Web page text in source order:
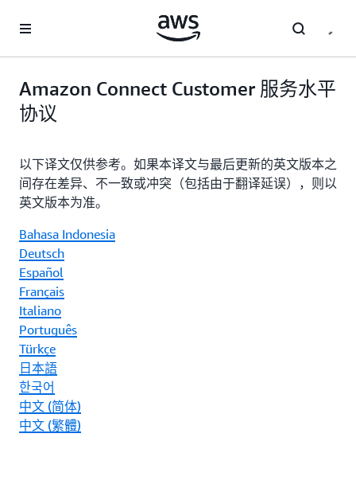
Amazon Connect Customer 服务水平
协议
以下译文仅供参考。如果本译文与最后更新的英文版本之
间存在差异、不一致或冲突（包括由于翻译延误），则以
英文版本为准。
Bahasa Indonesia
Deutsch
Español
Français
Italiano
Português
Türkçe
日本語
한국어
中文 (简体)
中文 (繁體)